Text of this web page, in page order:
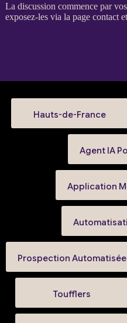
La discussion commence par vos
exposez-les via la page contact
Hauts-de-France
Agent IA
Application
Prospection Automatisée
Toufflers